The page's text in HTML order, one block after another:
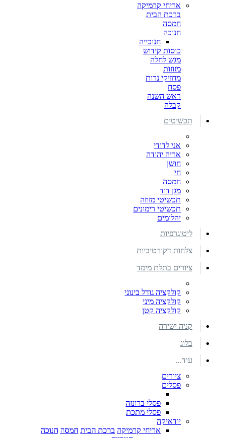
אריחי קרמיקה
ברכת הבית
חמסה
חנוכה
חנוכייה
כוסות קידוש
מגש לחלה
מזוזות
מחזיקי נרות
פסח
ראש השנה
קבלה
תכשיטים
אני לדודי
אריה יהודה
חושן
חי
חמסה
מגן דוד
תכשיטי מזוזה
תכשיטי רימונים
יהלומים
ליטוגרפיות
צלחות דקורטיביות
ציורים בתלת מימד
קולקציה גודל בינוני
קולקציה מיני
קולקציה קטן
קניה ישירה
בלוג
עוד...
ציורים
פסלים
פסלי ברונזה
פסלי מתכת
יודאיקה
אריחי קרמיקה ברכת הבית חמסה חנוכה